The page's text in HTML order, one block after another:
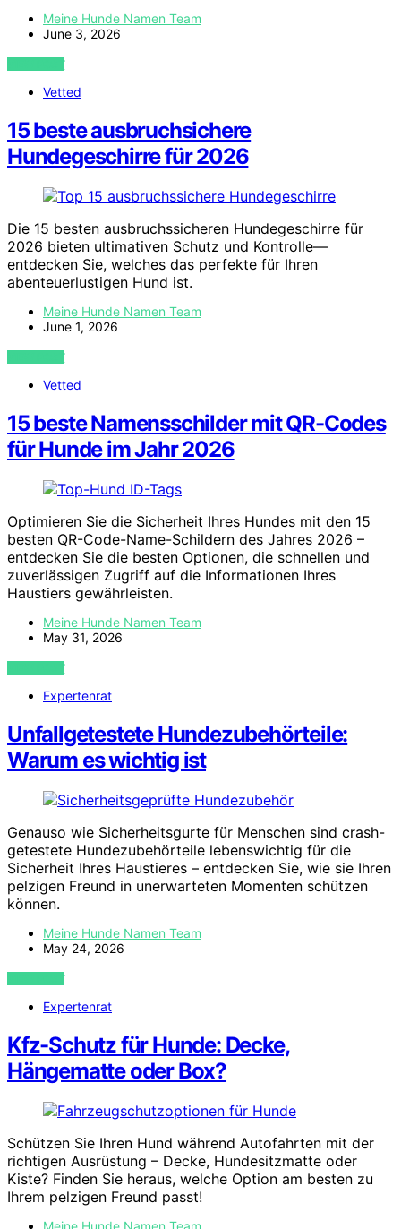
Meine Hunde Namen Team
June 3, 2026
VIEW POST
Vetted
15 beste ausbruchsichere
Hundegeschirre für 2026
Die 15 besten ausbruchssicheren Hundegeschirre für
2026 bieten ultimativen Schutz und Kontrolle—
entdecken Sie, welches das perfekte für Ihren
abenteuerlustigen Hund ist.
Meine Hunde Namen Team
June 1, 2026
VIEW POST
Vetted
15 beste Namensschilder mit QR-Codes
für Hunde im Jahr 2026
Optimieren Sie die Sicherheit Ihres Hundes mit den 15
besten QR-Code-Name-Schildern des Jahres 2026 –
entdecken Sie die besten Optionen, die schnellen und
zuverlässigen Zugriff auf die Informationen Ihres
Haustiers gewährleisten.
Meine Hunde Namen Team
May 31, 2026
VIEW POST
Expertenrat
Unfallgetestete Hundezubehörteile:
Warum es wichtig ist
Genauso wie Sicherheitsgurte für Menschen sind crash-
getestete Hundezubehörteile lebenswichtig für die
Sicherheit Ihres Haustieres – entdecken Sie, wie sie Ihren
pelzigen Freund in unerwarteten Momenten schützen
können.
Meine Hunde Namen Team
May 24, 2026
VIEW POST
Expertenrat
Kfz-Schutz für Hunde: Decke,
Hängematte oder Box?
Schützen Sie Ihren Hund während Autofahrten mit der
richtigen Ausrüstung – Decke, Hundesitzmatte oder
Kiste? Finden Sie heraus, welche Option am besten zu
Ihrem pelzigen Freund passt!
Meine Hunde Namen Team